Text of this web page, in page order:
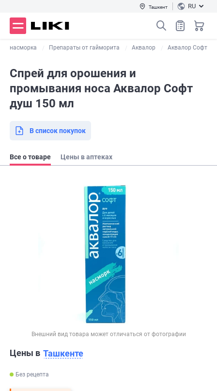
Ташкент RU
от насморка Препараты от гайморита Аквалор Аквалор Софт
Спрей для орошения и
промывания носа Аквалор Софт
душ 150 мл
В список покупок
Все о товаре Цены в аптеках
Внешний вид товара может отличаться от фотографии
Цены в Ташкенте
Без рецепта